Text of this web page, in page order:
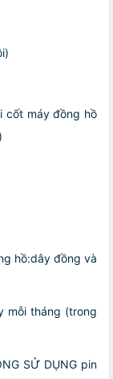
cốt máy đồng hồ
hồ:dây đồng và
mỗi tháng (trong
SỬ DỤNG pin